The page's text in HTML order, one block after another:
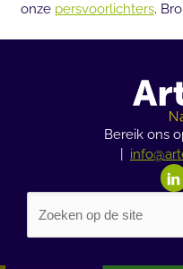
onze persvoorlichters.
Bereik ons